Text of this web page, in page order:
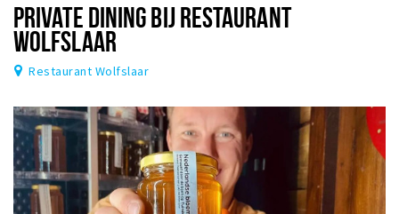
PRIVATE DINING BIJ RESTAURANT
WOLFSLAAR
Restaurant Wolfslaar